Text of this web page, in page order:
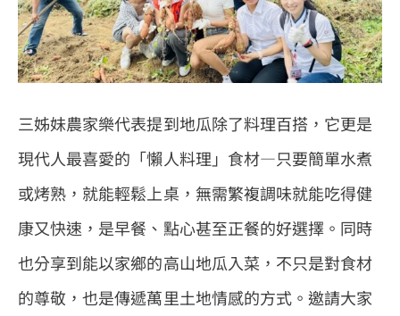
三姊妹農家樂代表提到地瓜除了料理百搭，它更是
現代人最喜愛的「懶人料理」食材—只要簡單水煮
或烤熟，就能輕鬆上桌，無需繁複調味就能吃得健
康又快速，是早餐、點心甚至正餐的好選擇。同時
也分享到能以家鄉的高山地瓜入菜，不只是對食材
的尊敬，也是傳遞萬里土地情感的方式。邀請大家